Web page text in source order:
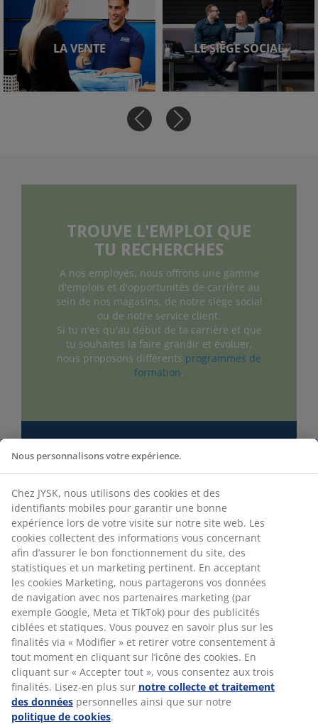
LA VENTE LE SIÈGE SOCIAL
TROUVE L'EMPLOI QUE
TU RECHERCHES
A nos employés, nous offrons une gamme
d'emplois et d'opportunités de carrière au
sein de nos magasins, de notre siège social
ou de notre service client.
Si tu n'es qu'au début de ta carrière et que
tu souhaites la faire grandir et évoluer,
nous proposons différents programmes de
formation.
EMPLOI DANS LA VENTE
Le quotidien dans les magasins est plein
d'énergie et d'amusement, chaque jour,
nos collègues donnent le meilleur d'eux-
mêmes pour atteindre leurs objectifs, en
fournissant le meilleur service client en
Morocco.
Chez JYSK, nous célébrons les petites et les
grandes réussites. Si tu as réalisé une
bonne vente, tu peux également être sûr(e)
qu'elle sera remarquée par le reste de
l'équipe.
Les emplois dans la vente
Nous personnalisons votre expérience.
Chez JYSK, nous utilisons des cookies et des
identifiants mobiles pour garantir une bonne
expérience lors de votre visite sur notre site web. Les
cookies collectent des informations vous concernant
afin d’assurer le bon fonctionnement du site, des
statistiques et un marketing pertinent. En acceptant
les cookies Marketing, nous partagerons vos données
de navigation avec nos partenaires marketing (par
exemple Google, Meta et TikTok) pour des publicités
ciblées et statiques. Vous pouvez en savoir plus sur les
finalités via « Modifier » et retirer votre consentement à
tout moment en cliquant sur l’icône des cookies. En
cliquant sur « Accepter tout », vous consentez aux trois
finalités. Lisez-en plus sur notre collecte et traitement
des données personnelles ainsi que sur notre
politique de cookies.